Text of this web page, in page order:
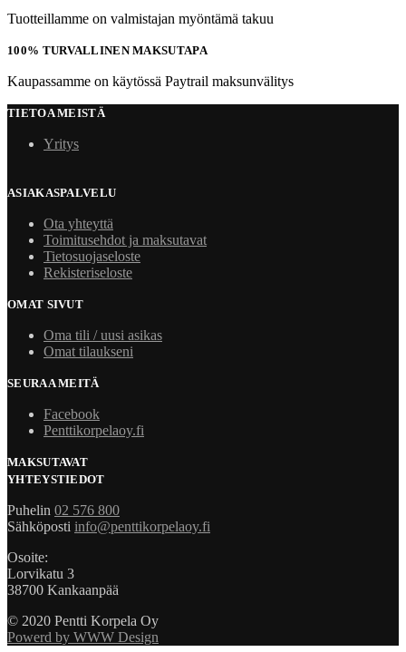
Tuotteillamme on valmistajan myöntämä takuu
100% TURVALLINEN MAKSUTAPA
Kaupassamme on käytössä Paytrail maksunvälitys
TIETOA MEISTÄ
Yritys
ASIAKASPALVELU
Ota yhteyttä
Toimitusehdot ja maksutavat
Tietosuojaseloste
Rekisteriseloste
OMAT SIVUT
Oma tili / uusi asikas
Omat tilaukseni
SEURAA MEITÄ
Facebook
Penttikorpelaoy.fi
MAKSUTAVAT
YHTEYSTIEDOT
Puhelin 02 576 800
Sähköposti info@penttikorpelaoy.fi
Osoite:
Lorvikatu 3
38700 Kankaanpää
© 2020 Pentti Korpela Oy
Powerd by WWW Design